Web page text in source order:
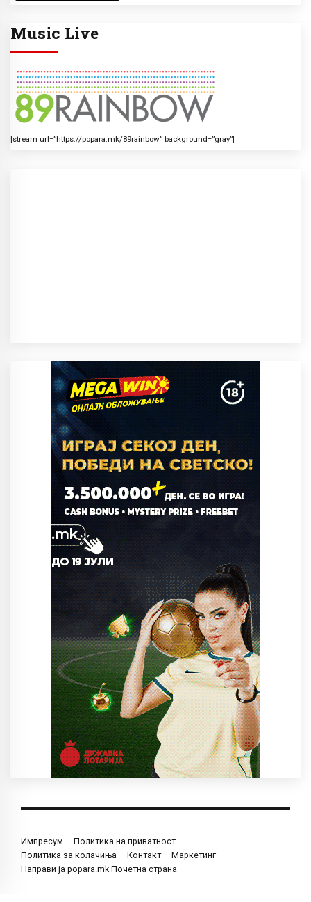
Music Live
[stream url=”https://popara.mk/89rainbow” background=”gray”]
Импресум
Политика на приватност
Политика за колачиња
Контакт
Маркетинг
Направи ја popara.mk Почетна страна